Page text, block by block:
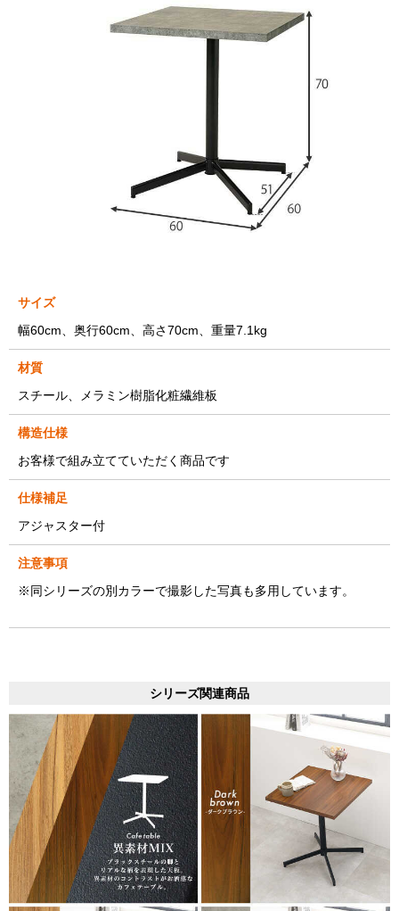
サイズ
幅60cm、奥行60cm、高さ70cm、重量7.1kg
材質
スチール、メラミン樹脂化粧繊維板
構造仕様
お客様で組み立てていただく商品です
仕様補足
アジャスター付
注意事項
※同シリーズの別カラーで撮影した写真も多用しています。
シリーズ関連商品